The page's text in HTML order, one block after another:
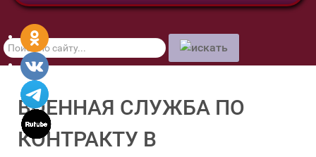
Поиск
по
сайту
ВОЕННАЯ СЛУЖБА ПО
КОНТРАКТУ В